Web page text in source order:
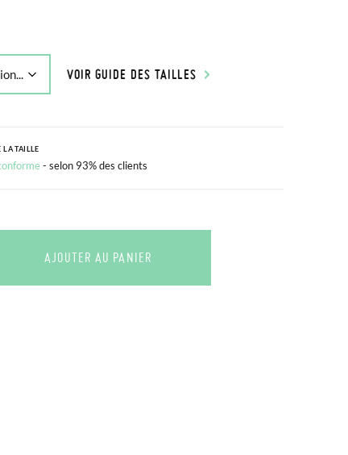
VOIR GUIDE DES TAILLES
LA TAILLE
- selon 93% des clients
AJOUTER AU PANIER